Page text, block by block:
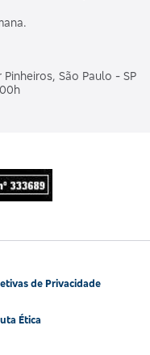
Pinheiros, São Paulo - SP
de Privacidade
Ética